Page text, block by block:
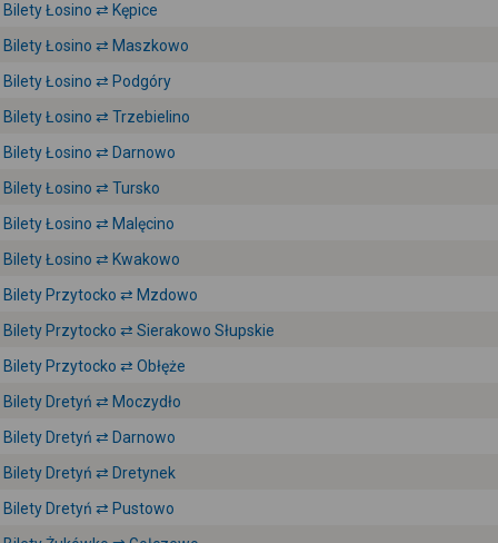
Bilety Łosino ⇄ Kępice
Bilety Łosino ⇄ Maszkowo
Bilety Łosino ⇄ Podgóry
Bilety Łosino ⇄ Trzebielino
Bilety Łosino ⇄ Darnowo
Bilety Łosino ⇄ Tursko
Bilety Łosino ⇄ Malęcino
Bilety Łosino ⇄ Kwakowo
Bilety Przytocko ⇄ Mzdowo
Bilety Przytocko ⇄ Sierakowo Słupskie
Bilety Przytocko ⇄ Obłęże
Bilety Dretyń ⇄ Moczydło
Bilety Dretyń ⇄ Darnowo
Bilety Dretyń ⇄ Dretynek
Bilety Dretyń ⇄ Pustowo